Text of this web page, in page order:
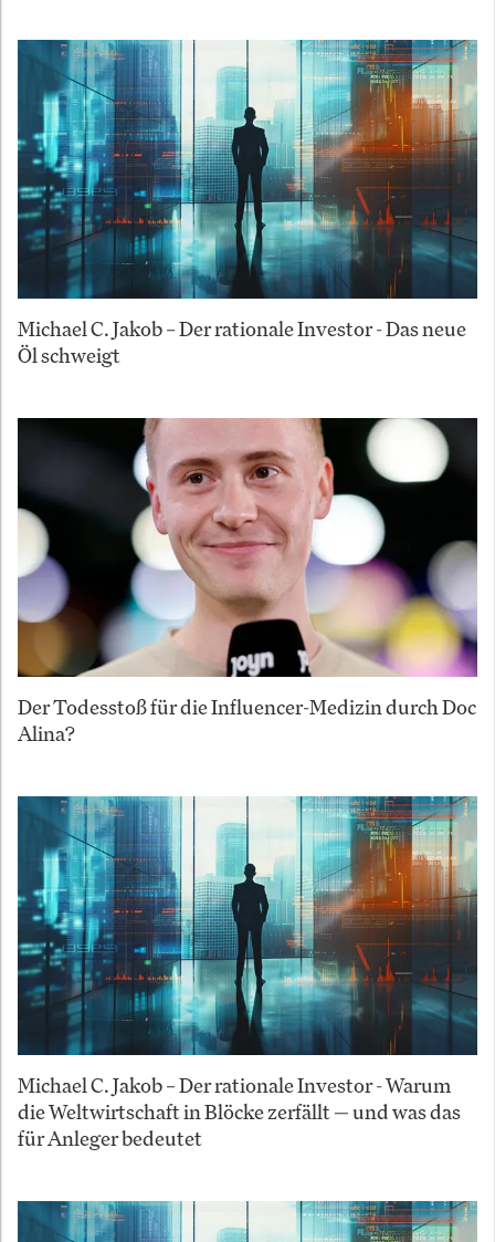
Michael C. Jakob – Der rationale Investor - Das neue
Öl schweigt
Der Todesstoß für die Influencer-Medizin durch Doc
Alina?
Michael C. Jakob – Der rationale Investor - Warum
die Weltwirtschaft in Blöcke zerfällt — und was das
für Anleger bedeutet